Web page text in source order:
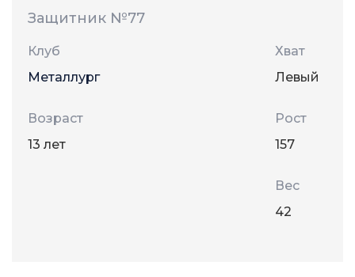
Защитник №77
Клуб
Металлург
Возраст
13 лет
Хват
Левый
Рост
157
Вес
42